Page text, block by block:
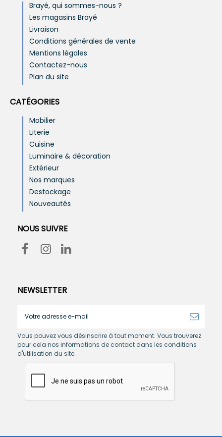
Brayé, qui sommes-nous ?
Les magasins Brayé
Livraison
Conditions générales de vente
Mentions légales
Contactez-nous
Plan du site
CATÉGORIES
Mobilier
Literie
Cuisine
Luminaire & décoration
Extérieur
Nos marques
Destockage
Nouveautés
NOUS SUIVRE
NEWSLETTER
Vous pouvez vous désinscrire à tout moment. Vous trouverez
pour cela nos informations de contact dans les conditions
d'utilisation du site.